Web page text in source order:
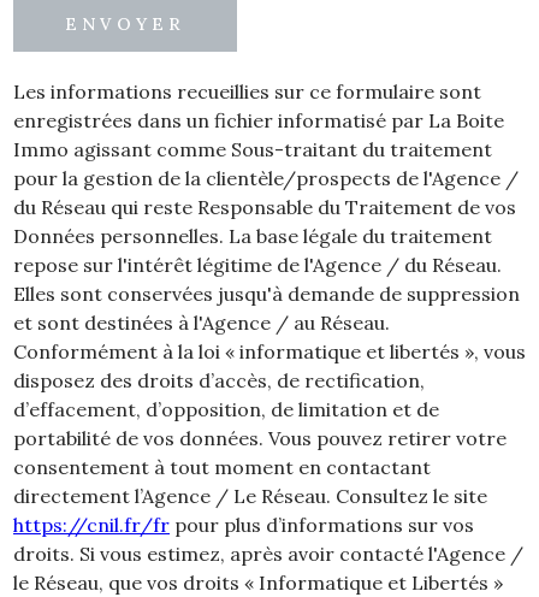
ENVOYER
Les informations recueillies sur ce formulaire sont
enregistrées dans un fichier informatisé par La Boite
Immo agissant comme Sous-traitant du traitement
pour la gestion de la clientèle/prospects de l'Agence /
du Réseau qui reste Responsable du Traitement de vos
Données personnelles. La base légale du traitement
repose sur l'intérêt légitime de l'Agence / du Réseau.
Elles sont conservées jusqu'à demande de suppression
et sont destinées à l'Agence / au Réseau.
Conformément à la loi « informatique et libertés », vous
disposez des droits d’accès, de rectification,
d’effacement, d’opposition, de limitation et de
portabilité de vos données. Vous pouvez retirer votre
consentement à tout moment en contactant
directement l’Agence / Le Réseau. Consultez le site
https://cnil.fr/fr pour plus d’informations sur vos
droits. Si vous estimez, après avoir contacté l'Agence /
le Réseau, que vos droits « Informatique et Libertés »